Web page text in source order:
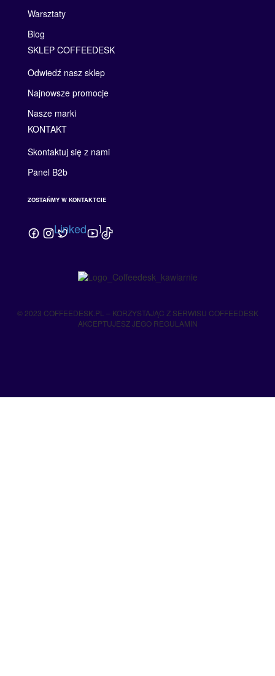
Warsztaty
Blog
SKLEP COFFEEDESK
Odwiedź nasz sklep
Najnowsze promocje
Nasze marki
KONTAKT
Skontaktuj się z nami
Panel B2b
ZOSTAŃMY W KONTAKTCIE
Linkedin
© 2023 COFFEEDESK.PL – KORZYSTAJĄC Z SERWISU COFFEEDESK
AKCEPTUJESZ JEGO REGULAMIN